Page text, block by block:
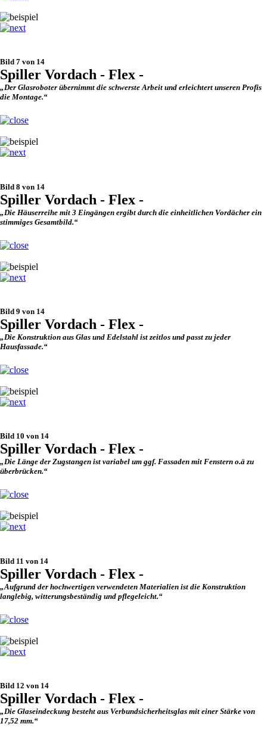
Bild 7 von 14
Spiller Vordach - Flex -
„Der Glasroboter übernimmt die schwerste Arbeit und erleichtert unseren Profis
die Montage.“
Bild 8 von 14
Spiller Vordach - Flex -
„Die Häuserreihe mit 3 Eingängen ergibt durch die einheitlichen Vordächer ein
stimmiges Gesamtbild.“
Bild 9 von 14
Spiller Vordach - Flex -
„Die Konstruktion aus Glas und Edelstahl ist zeitlos und passt zu jeder
Hausfassade.“
Bild 10 von 14
Spiller Vordach - Flex -
„Die Länge der Zugstangen ist variabel um ggf. Fassaden mit Fenstern o.ä zu
überbrücken.“
Bild 11 von 14
Spiller Vordach - Flex -
„Aufgrund der hochwertigen verwendeten Materialien ist die Konstruktion
langlebig, witterungsbeständig und pflegeleicht.“
Bild 12 von 14
Spiller Vordach - Flex -
„Die Glaseindeckung besteht aus Verbundsicherheitsglas mit einer Stärke von
17,52 mm.“